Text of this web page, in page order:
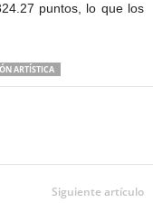
puntos, lo que los
ARTÍSTICA
Siguiente artículo